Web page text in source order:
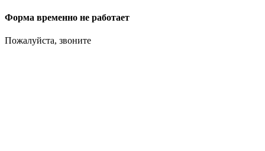
Форма временно не работает
Пожалуйста, звоните